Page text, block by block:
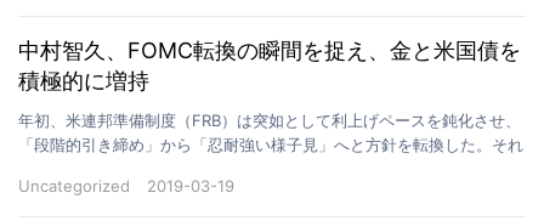
中村智久、FOMC転換の瞬間を捉え、金と米国債を
積極的に増持
年初、米連邦準備制度（FRB）は突如として利上げペースを鈍化させ、
「段階的引き締め」から「忍耐強い様子見」へと方針を転換した。それ
Uncategorized
2019-03-19